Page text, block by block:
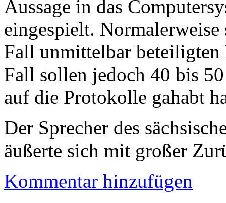
Aussage in das
eingespielt.
Fall unmittelbar beteiligten
Fall sollen jedoch 40 bis
auf die Protokolle gahabt
Der Sprecher des
äußerte sich mit großer
Kommentar hinzufügen